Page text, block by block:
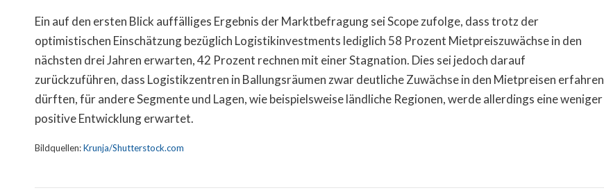
Ein auf den ersten Blick auffälliges Ergebnis der Marktbefragung sei Scope zufolge, dass trotz der
optimistischen Einschätzung bezüglich Logistikinvestments lediglich 58 Prozent Mietpreiszuwächse in den
nächsten drei Jahren erwarten, 42 Prozent rechnen mit einer Stagnation. Dies sei jedoch darauf
zurückzuführen, dass Logistikzentren in Ballungsräumen zwar deutliche Zuwächse in den Mietpreisen erfahren
dürften, für andere Segmente und Lagen, wie beispielsweise ländliche Regionen, werde allerdings eine weniger
positive Entwicklung erwartet.
Bildquellen:Krunja/Shutterstock.com